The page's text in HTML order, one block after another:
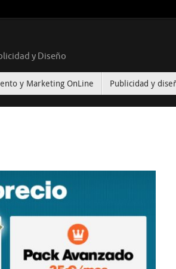
y Diseño
y Marketing OnLine Publicidad y